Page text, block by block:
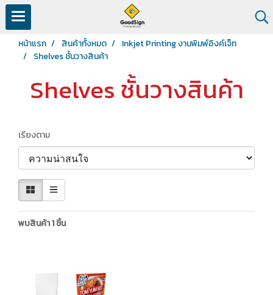
หน้าแรก สินค้าทั้งหมด
Inkjet Printing งานพิมพ์อิงค์เจ็ท
Shelves ชั้นวางสินค้า
Shelves ชั้นวางสินค้า
เรียงตาม
พบสินค้า 1 ชิ้น